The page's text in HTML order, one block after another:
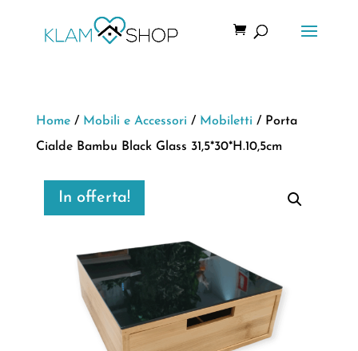
Home/ Mobili e Accessori / Mobiletti / Porta
Cialde Bambu Black Glass 31,5*30*H.10,5cm
In offerta!